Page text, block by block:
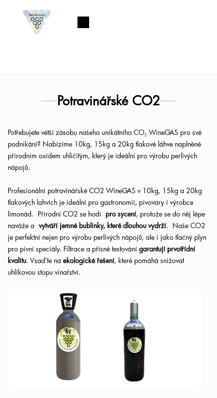
Nákupní
Potravinářské CO2
Potřebujete větší zásobu našeho unikátního CO₂ WineGAS pro své
podnikání? Nabízíme 10kg, 15kg a 20kg tlakové láhve naplněné
přírodním oxidem uhličitým, který je ideální pro výrobu perlivých
nápojů.
Profesionální potravinářské CO2 WineGAS v 10kg, 15kg a 20kg
tlakových lahvích je ideální pro gastronomii, pivovary i výrobce
limonád. Přírodní CO2 se hodí pro sycení, protože se do něj lépe
naváže a vytváří jemné bublinky, které dlouhou vydrží. Naše CO2
je perfektní nejen pro výrobu perlivých nápojů, ale i jako tlačný plyn
pro pivní speciály. Filtrace a přísné testování garantují prvotřídní
kvalitu. Vsaďte na ekologické řešení, které pomáhá snižovat
uhlíkovou stopu vinařství.